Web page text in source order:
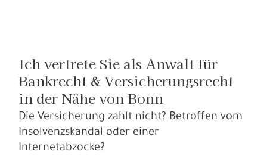
Ich vertrete Sie als Anwalt für
Bankrecht & Versicherungsrecht
in der Nähe von Bonn
Die Versicherung zahlt nicht? Betroffen vom
Insolvenzskandal oder einer
Internetabzocke?